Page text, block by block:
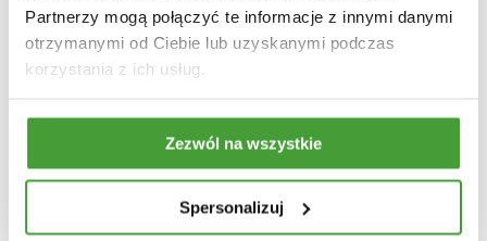
Partnerzy mogą połączyć te informacje z innymi danymi
otrzymanymi od Ciebie lub uzyskanymi podczas
korzystania z ich usług.
Zezwól na wszystkie
Spersonalizuj
💡 Skontaktuj się z nami
, aby uniknąć błędów formalnych,
inwestycję zgodnie z najnowszymi wymogami prawnymi.